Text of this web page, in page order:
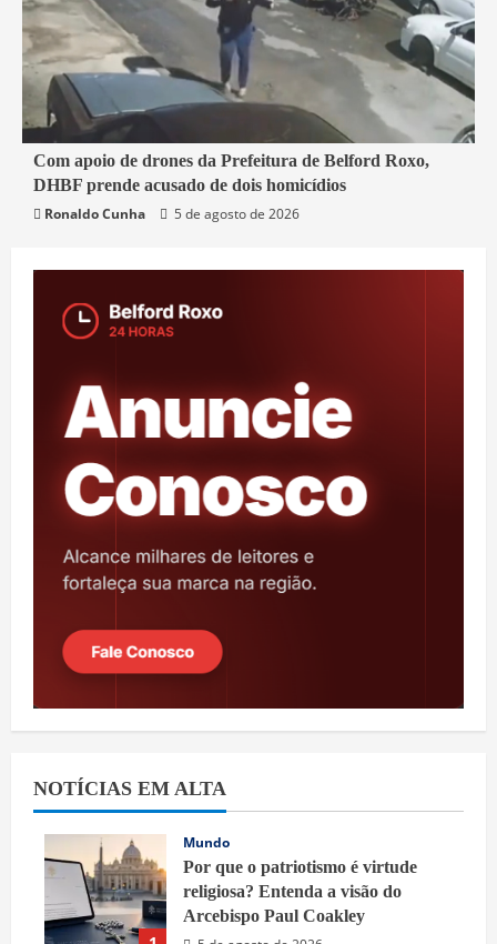
3 min read
Belford Roxo
Segurança
Com apoio de drones da Prefeitura de Belford Roxo,
DHBF prende acusado de dois homicídios
Ronaldo Cunha
5 de agosto de 2026
NOTÍCIAS EM ALTA
Mundo
Por que o patriotismo é virtude
religiosa? Entenda a visão do
Arcebispo Paul Coakley